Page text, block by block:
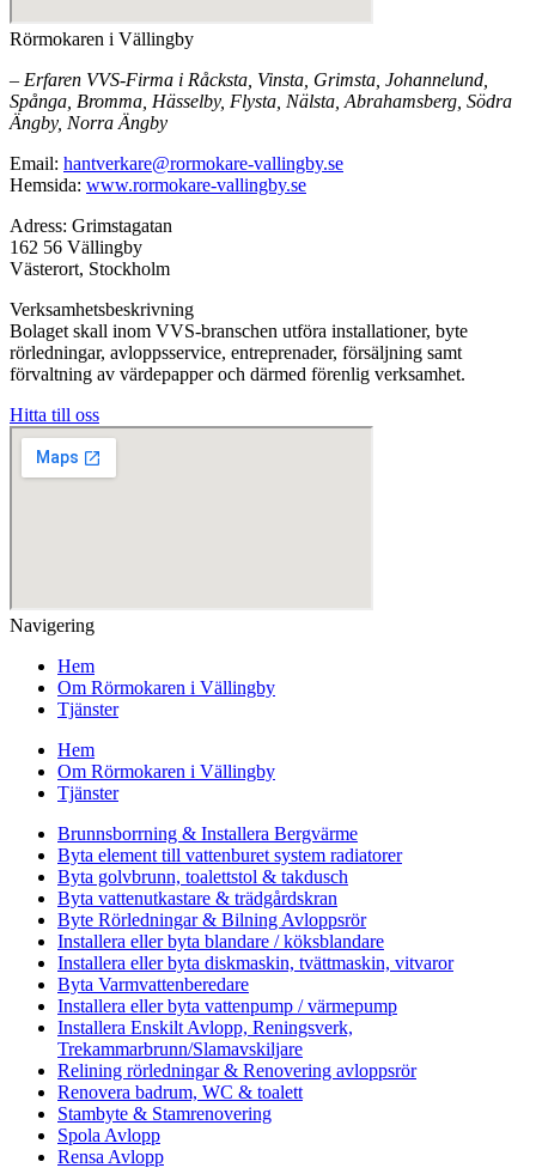
Rörmokaren i Vällingby
– Erfaren VVS-Firma i Råcksta, Vinsta, Grimsta, Johannelund,
Spånga, Bromma, Hässelby, Flysta, Nälsta, Abrahamsberg, Södra
Ängby, Norra Ängby
Email: hantverkare@rormokare-vallingby.se
Hemsida: www.rormokare-vallingby.se
Adress: Grimstagatan
162 56 Vällingby
Västerort, Stockholm
Verksamhetsbeskrivning
Bolaget skall inom VVS-branschen utföra installationer, byte
rörledningar, avloppsservice, entreprenader, försäljning samt
förvaltning av värdepapper och därmed förenlig verksamhet.
Hitta till oss
Navigering
Hem
Om Rörmokaren i Vällingby
Tjänster
Hem
Om Rörmokaren i Vällingby
Tjänster
Brunnsborrning & Installera Bergvärme
Byta element till vattenburet system radiatorer
Byta golvbrunn, toalettstol & takdusch
Byta vattenutkastare & trädgårdskran
Byte Rörledningar & Bilning Avloppsrör
Installera eller byta blandare / köksblandare
Installera eller byta diskmaskin, tvättmaskin, vitvaror
Byta Varmvattenberedare
Installera eller byta vattenpump / värmepump
Installera Enskilt Avlopp, Reningsverk,
Trekammarbrunn/Slamavskiljare
Relining rörledningar & Renovering avloppsrör
Renovera badrum, WC & toalett
Stambyte & Stamrenovering
Spola Avlopp
Rensa Avlopp